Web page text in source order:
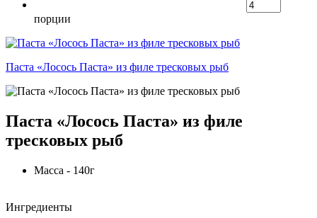
порции
Паста «Лосось Паста» из филе тресковых рыб
Паста «Лосось Паста» из филе
тресковых рыб
Масса - 140г
Ингредиенты